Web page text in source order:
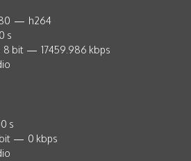
— h264
s
bit — 17459.986 kbps
s
— 0 kbps